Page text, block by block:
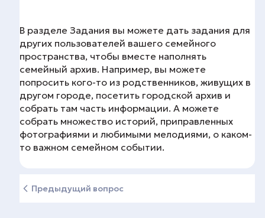
Предыдущий вопрос
В разделе Задания вы можете дать задания для
других пользователей вашего семейного
пространства, чтобы вместе наполнять
семейный архив. Например, вы можете
попросить кого-то из родственников, живущих в
другом городе, посетить городской архив и
собрать там часть информации. А можете
собрать множество историй, приправленных
фотографиями и любимыми мелодиями, о каком-
то важном семейном событии.